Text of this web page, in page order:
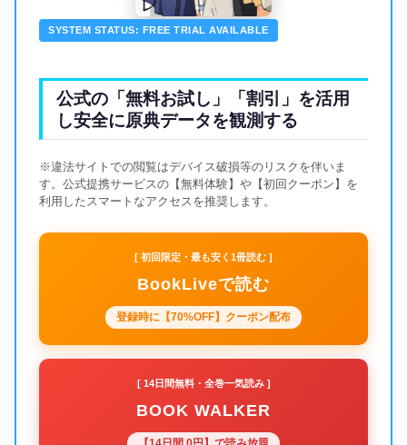
SYSTEM STATUS: FREE TRIAL AVAILABLE
公式の「無料お試し」「割引」を活用
し安全に原典データを観測する
※違法サイトでの閲覧はデバイス破損等のリスクを伴いま
す。公式提携サービスの【無料体験】や【初回クーポン】を
利用したスマートなアクセスを推奨します。
[ 初回限定・最も安く1冊読む ]
BookLiveで読む
登録時に【70%OFF】クーポン配布
[ 14日間無料・全巻一気読み ]
BOOK WALKER